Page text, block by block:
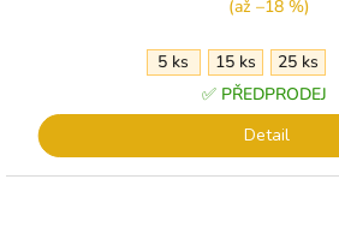
(až –18 %)
5 ks 15 ks
25 ks
✅ PŘEDPRODEJ
Detail